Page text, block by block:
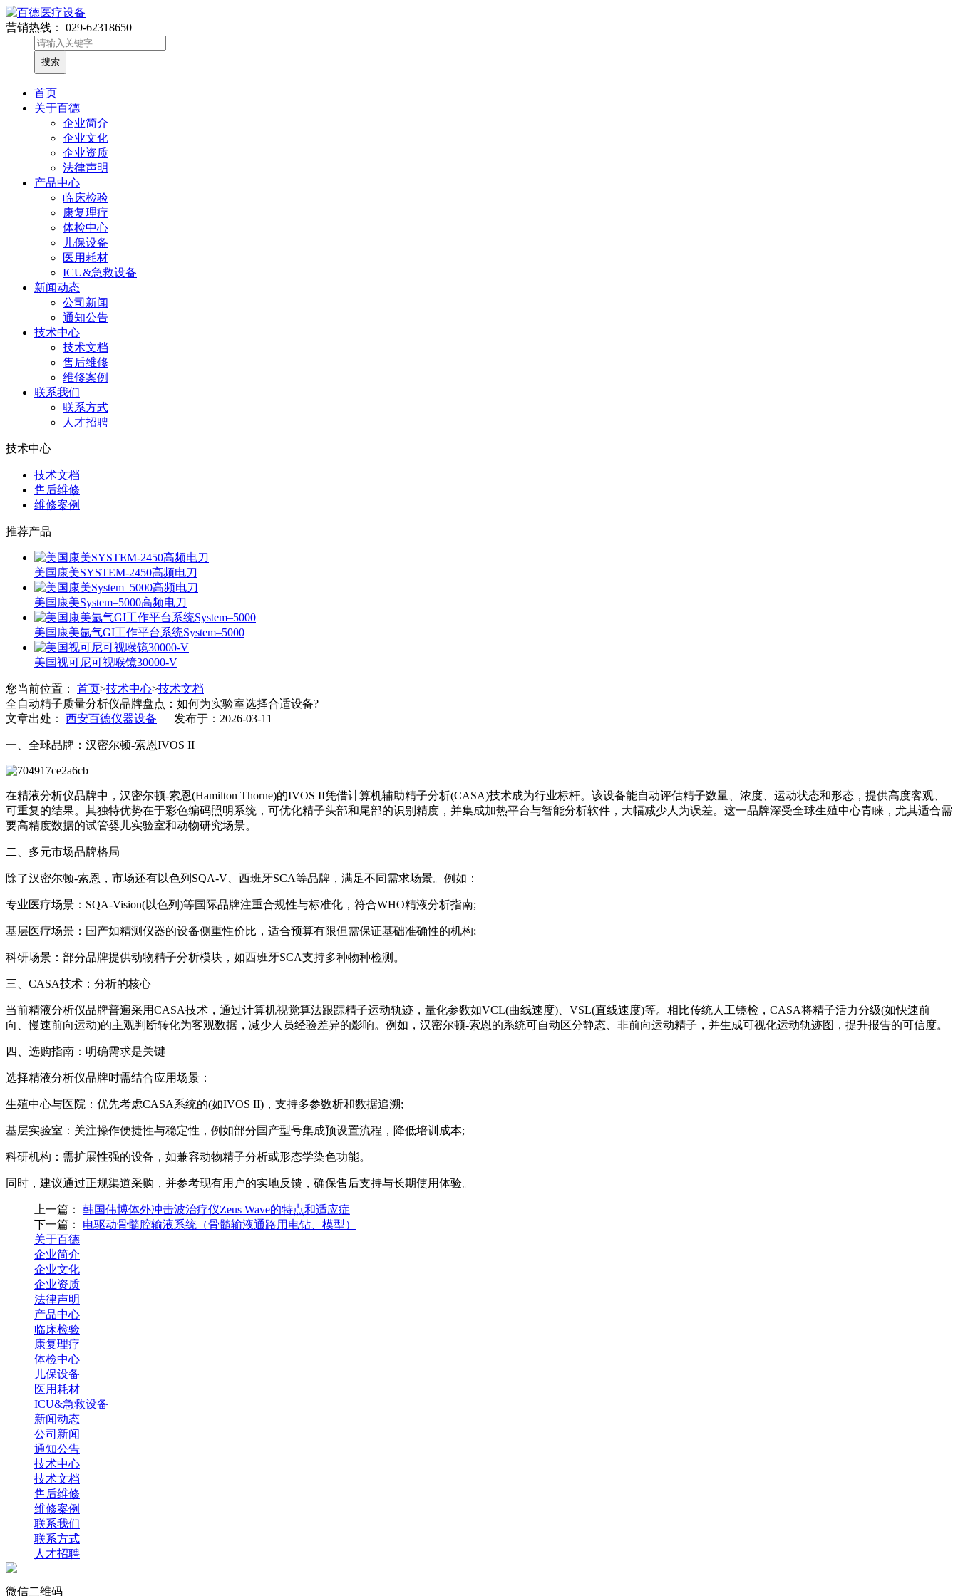
营销热线： 029-62318650
首页
关于百德
企业简介
企业文化
企业资质
法律声明
产品中心
临床检验
康复理疗
体检中心
儿保设备
医用耗材
ICU&急救设备
新闻动态
公司新闻
通知公告
技术中心
技术文档
售后维修
维修案例
联系我们
联系方式
人才招聘
技术中心
技术文档
售后维修
维修案例
推荐产品
美国康美SYSTEM-2450高频电刀
美国康美System–5000高频电刀
美国康美氩气GI工作平台系统System–5000
美国视可尼可视喉镜30000-V
您当前位置： 首页>技术中心>技术文档
全自动精子质量分析仪品牌盘点：如何为实验室选择合适设备?
文章出处： 西安百德仪器设备 发布于：2026-03-11
一、全球品牌：汉密尔顿-索恩IVOS II
在精液分析仪品牌中，汉密尔顿-索恩(Hamilton Thorne)的IVOS II凭借计算机辅助精子分析(CASA)技术成为行业标杆。该设备能自动评估精子数量、浓度、运动状态和形态，提供高度客观、
可重复的结果。其独特优势在于彩色编码照明系统，可优化精子头部和尾部的识别精度，并集成加热平台与智能分析软件，大幅减少人为误差。这一品牌深受全球生殖中心青睐，尤其适合需
要高精度数据的试管婴儿实验室和动物研究场景。
二、多元市场品牌格局
除了汉密尔顿-索恩，市场还有以色列SQA-V、西班牙SCA等品牌，满足不同需求场景。例如：
专业医疗场景：SQA-Vision(以色列)等国际品牌注重合规性与标准化，符合WHO精液分析指南;
基层医疗场景：国产如精测仪器的设备侧重性价比，适合预算有限但需保证基础准确性的机构;
科研场景：部分品牌提供动物精子分析模块，如西班牙SCA支持多种物种检测。
三、CASA技术：分析的核心
当前精液分析仪品牌普遍采用CASA技术，通过计算机视觉算法跟踪精子运动轨迹，量化参数如VCL(曲线速度)、VSL(直线速度)等。相比传统人工镜检，CASA将精子活力分级(如快速前
向、慢速前向运动)的主观判断转化为客观数据，减少人员经验差异的影响。例如，汉密尔顿-索恩的系统可自动区分静态、非前向运动精子，并生成可视化运动轨迹图，提升报告的可信度。
四、选购指南：明确需求是关键
选择精液分析仪品牌时需结合应用场景：
生殖中心与医院：优先考虑CASA系统的(如IVOS II)，支持多参数析和数据追溯;
基层实验室：关注操作便捷性与稳定性，例如部分国产型号集成预设置流程，降低培训成本;
科研机构：需扩展性强的设备，如兼容动物精子分析或形态学染色功能。
同时，建议通过正规渠道采购，并参考现有用户的实地反馈，确保售后支持与长期使用体验。
上一篇： 韩国伟博体外冲击波治疗仪Zeus Wave的特点和适应症
下一篇： 电驱动骨髓腔输液系统（骨髓输液通路用电钻、模型）
关于百德
企业简介
企业文化
企业资质
法律声明
产品中心
临床检验
康复理疗
体检中心
儿保设备
医用耗材
ICU&急救设备
新闻动态
公司新闻
通知公告
技术中心
技术文档
售后维修
维修案例
联系我们
联系方式
人才招聘
微信二维码